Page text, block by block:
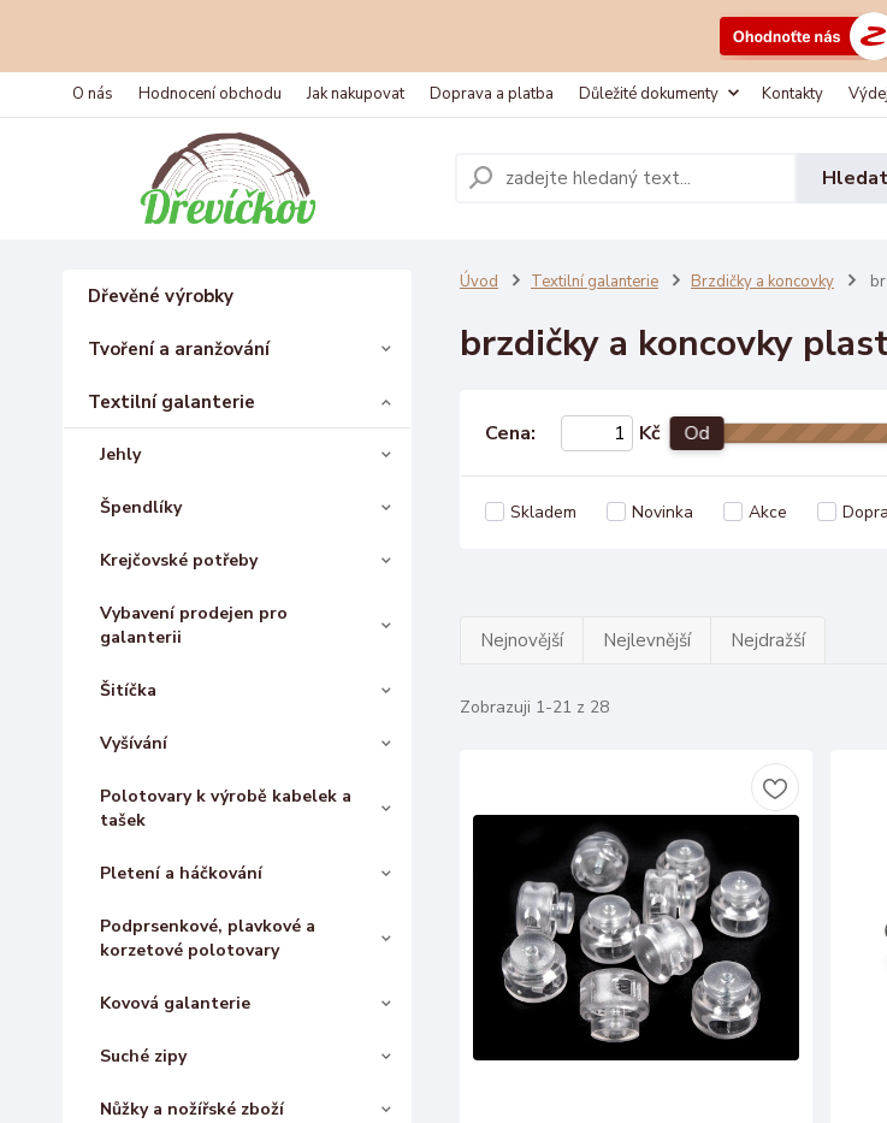
O nás Hodnocení obchodu Jak nakupovat Doprava a platba Důležité dokumenty Kontakty
Hledat
Dřevěné výrobky
Tvoření a aranžování
Textilní galanterie
Jehly
Špendlíky
Krejčovské potřeby
Vybavení prodejen pro
galanterii
Šitíčka
Vyšívání
Polotovary k výrobě kabelek a
tašek
Pletení a háčkování
Podprsenkové, plavkové a
korzetové polotovary
Kovová galanterie
Suché zipy
Nůžky a nožířské zboží
Úvod Textilní galanterie Brzdičky a koncovky
brzdičky a koncovky
Cena: Kč Od
Skladem Novinka Akce
Nejnovější Nejlevnější Nejdražší
Zobrazuji 1-21 z 28